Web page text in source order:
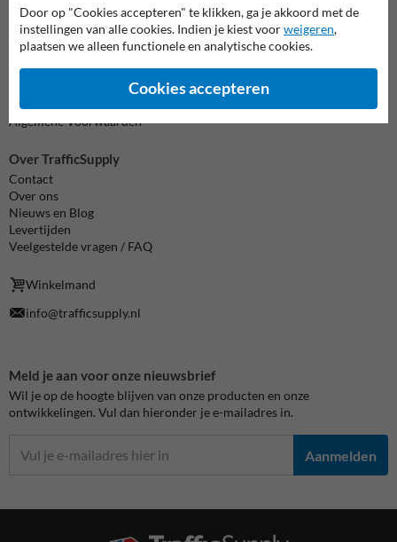
Informatie
Product(en) retourneren
Cookie / Privacy
Sitemap
Algemene Voorwaarden
Over TrafficSupply
Contact
Over ons
Nieuws en Blog
Levertijden
Veelgestelde vragen / FAQ
Winkelmand
info@trafficsupply.nl
Meld je aan voor onze nieuwsbrief
Wil je op de hoogte blijven van onze producten en onze
ontwikkelingen. Vul dan hieronder je e-mailadres in.
Aanmelden
Door op "Cookies accepteren" te klikken, ga je akkoord met de
instellingen van alle cookies. Indien je kiest voorweigeren,
plaatsen we alleen functionele en analytische cookies.
Cookies accepteren